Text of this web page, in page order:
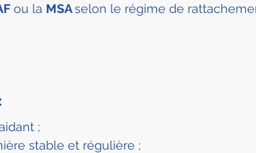
ou la MSA selon le régime de
;
stable et régulière ;